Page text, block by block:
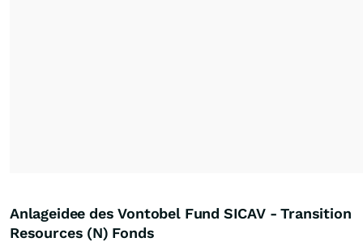
Anlageidee des Vontobel Fund SICAV - Transition
Resources (N) Fonds